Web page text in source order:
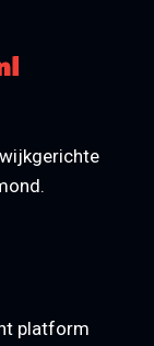
platform